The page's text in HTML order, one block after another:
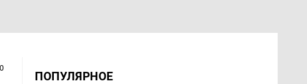
ПОПУЛЯРНОЕ